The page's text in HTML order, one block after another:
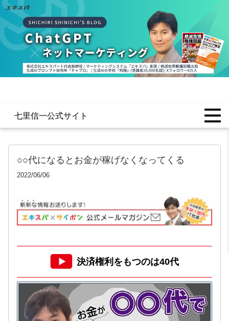
七里信一公式サイト
○○代になるとお金が稼げなくなってくる
2022/06/06
決済権利をもつのは40代